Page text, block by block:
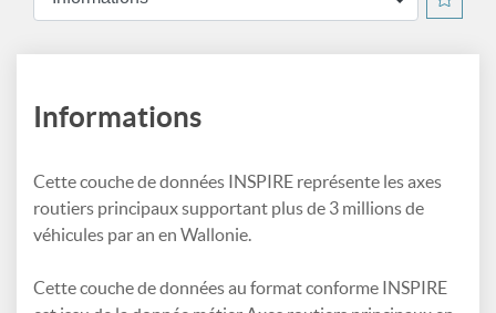
Informations
Cette couche de données INSPIRE représente les axes
routiers principaux supportant plus de 3 millions de
véhicules par an en Wallonie.
Cette couche de données au format conforme INSPIRE